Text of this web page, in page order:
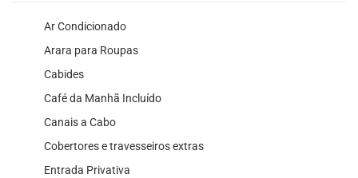
Ar Condicionado
Arara para Roupas
Cabides
Café da Manhã Incluído
Canais a Cabo
Cobertores e travesseiros extras
Entrada Privativa